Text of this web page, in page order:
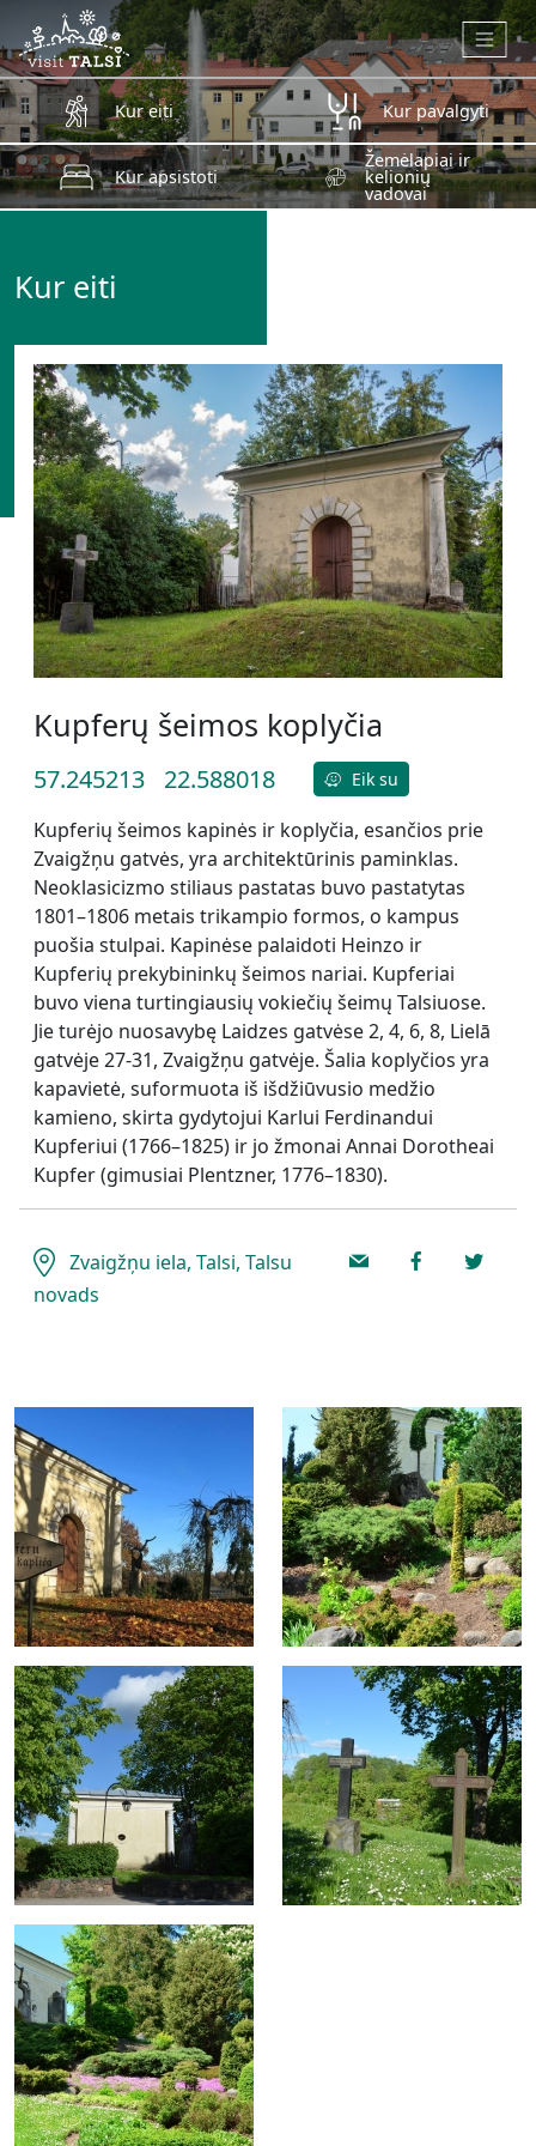
Skip to main content
Kur eiti Kur pavalgyti
Kur apsistoti
Žemėlapiai ir
kelionių
vadovai
Kur eiti
Kupferų šeimos koplyčia
57.245213 22.588018 Eik su
Kupferių šeimos kapinės ir koplyčia, esančios prie
Zvaigžņu gatvės, yra architektūrinis paminklas.
Neoklasicizmo stiliaus pastatas buvo pastatytas
1801–1806 metais trikampio formos, o kampus
puošia stulpai. Kapinėse palaidoti Heinzo ir
Kupferių prekybininkų šeimos nariai. Kupferiai
buvo viena turtingiausių vokiečių šeimų Talsiuose.
Jie turėjo nuosavybę Laidzes gatvėse 2, 4, 6, 8, Lielā
gatvėje 27-31, Zvaigžņu gatvėje. Šalia koplyčios yra
kapavietė, suformuota iš išdžiūvusio medžio
kamieno, skirta gydytojui Karlui Ferdinandui
Kupferiui (1766–1825) ir jo žmonai Annai Dorotheai
Kupfer (gimusiai Plentzner, 1776–1830).
Zvaigžņu iela, Talsi, Talsu
novads